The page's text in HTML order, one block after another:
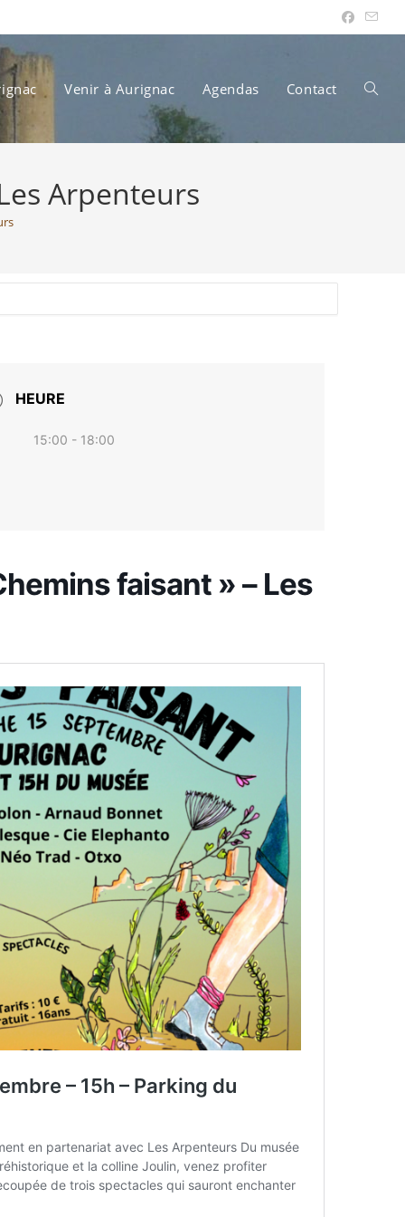
Venir à Aurignac Agendas Contact Toggle
Arpenteurs
HEURE
15:00 - 18:00
faisant » – Les